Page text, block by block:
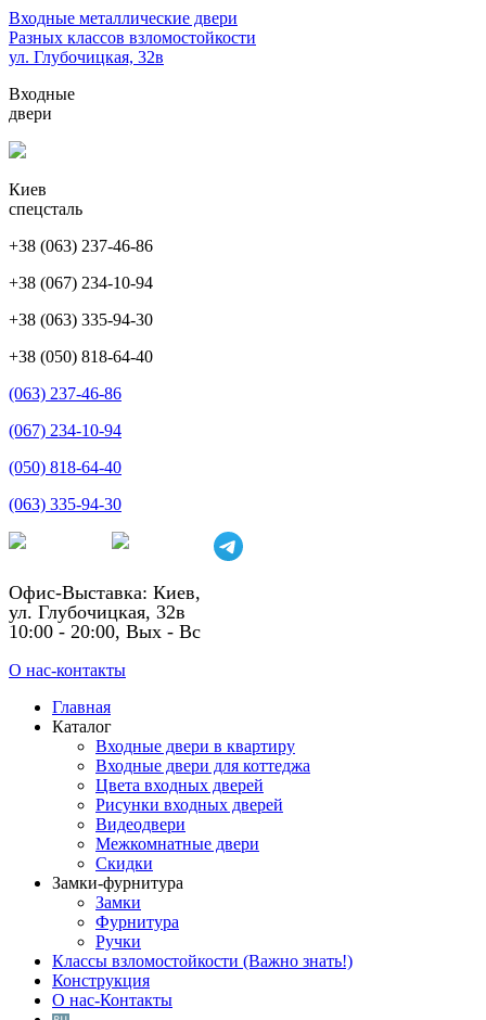
Перейти
к
содержимому
Enter)
Входные металлические двери
Разных классов взломостойкости
ул. Глубочицкая, 32в
Входные
двери
Киев
спецсталь
+38 (063) 237-46-86
+38 (067) 234-10-94
+38 (063) 335-94-30
+38 (050) 818-64-40
(063) 237-46-86
(067) 234-10-94
(050) 818-64-40
(063) 335-94-30
Офис-Выставка: Киев,
ул. Глубочицкая, 32в
10:00 - 20:00, Вых - Вс
О нас-контакты
Главная
Каталог
Входные двери в квартиру
Входные двери для коттеджа
Цвета входных дверей
Рисунки входных дверей
Видеодвери
Межкомнатные двери
Скидки
Замки-фурнитура
Замки
Фурнитура
Ручки
Классы взломостойкости (Важно знать!)
Конструкция
О нас-Контакты